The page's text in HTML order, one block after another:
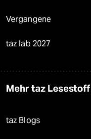
Vergangene
taz lab 2027
Mehr taz Lesestoff
taz Blogs